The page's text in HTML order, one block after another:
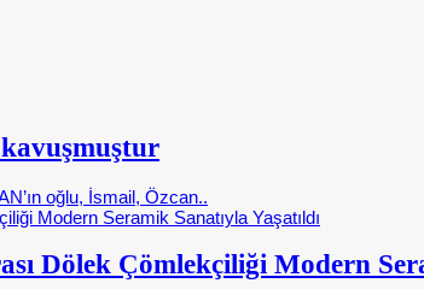
oğlu, İsmail, Özcan..
Dölek Çömlekçiliği Modern